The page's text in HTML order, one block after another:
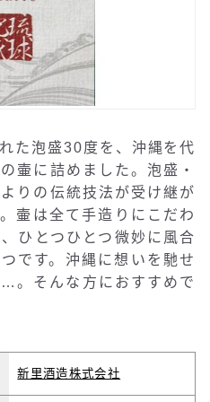
た泡盛30度を、沖縄を代
壷に詰めました。泡盛・
りの伝統技法が受け継が
壷は全て手造りにこだわ
ひとつひとつ微妙に風合
です。沖縄に想いを馳せ
。そんな方におすすめで
新里酒造株式会社